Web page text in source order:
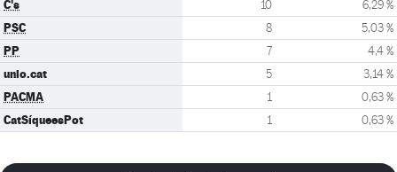
C's 10 6,29 %
PSC 8 5,03 %
PP 7 4,4 %
unio.cat 5 3,14 %
PACMA 1 0,63 %
CatSíqueesPot 1 0,63 %